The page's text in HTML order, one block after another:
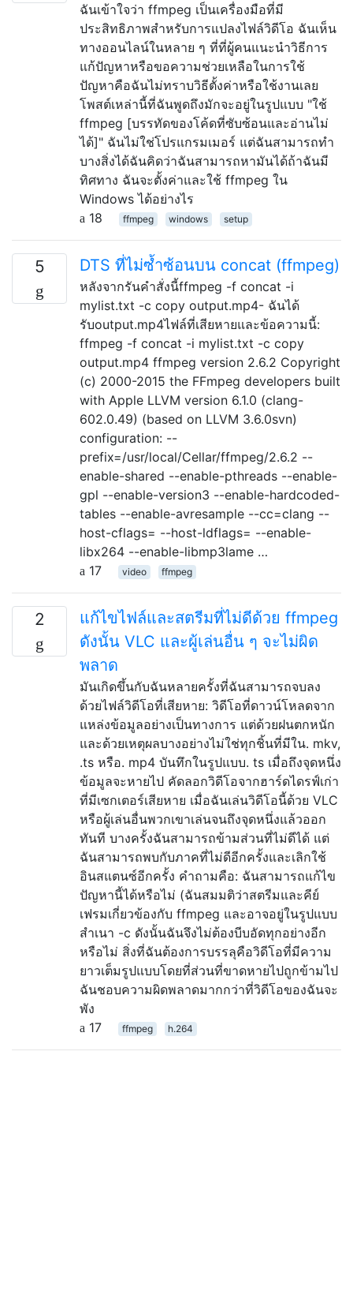
ฉันเข้าใจว่า ffmpeg เป็นเครื่องมือที่มี
ประสิทธิภาพสำหรับการแปลงไฟล์วิดีโอ ฉันเห็น
ทางออนไลน์ในหลาย ๆ ที่ที่ผู้คนแนะนำวิธีการ
แก้ปัญหาหรือขอความช่วยเหลือในการใช้
ปัญหาคือฉันไม่ทราบวิธีตั้งค่าหรือใช้งานเลย
โพสต์เหล่านี้ที่ฉันพูดถึงมักจะอยู่ในรูปแบบ "ใช้
ffmpeg [บรรทัดของโค้ดที่ซับซ้อนและอ่านไม่
ได้]" ฉันไม่ใช่โปรแกรมเมอร์ แต่ฉันสามารถทำ
บางสิ่งได้ฉันคิดว่าฉันสามารถหามันได้ถ้าฉันมี
ทิศทาง ฉันจะตั้งค่าและใช้ ffmpeg ใน
Windows ได้อย่างไร
18
ffmpeg windows setup
5 DTS ที่ไม่ซ้ำซ้อนบน concat (ffmpeg)
หลังจากรันคำสั่งนี้ffmpeg -f concat -i
mylist.txt -c copy output.mp4- ฉันได้
รับoutput.mp4ไฟล์ที่เสียหายและข้อความนี้:
ffmpeg -f concat -i mylist.txt -c copy
output.mp4 ffmpeg version 2.6.2 Copyright
(c) 2000-2015 the FFmpeg developers built
with Apple LLVM version 6.1.0 (clang-
602.0.49) (based on LLVM 3.6.0svn)
configuration: --
prefix=/usr/local/Cellar/ffmpeg/2.6.2 --
enable-shared --enable-pthreads --enable-
gpl --enable-version3 --enable-hardcoded-
tables --enable-avresample --cc=clang --
host-cflags= --host-ldflags= --enable-
libx264 --enable-libmp3lame …
17
video ffmpeg
2
แก้ไขไฟล์และสตรีมที่ไม่ดีด้วย ffmpeg
ดังนั้น VLC และผู้เล่นอื่น ๆ จะไม่ผิด
พลาด
มันเกิดขึ้นกับฉันหลายครั้งที่ฉันสามารถจบลง
ด้วยไฟล์วิดีโอที่เสียหาย: วิดีโอที่ดาวน์โหลดจาก
แหล่งข้อมูลอย่างเป็นทางการ แต่ด้วยฝนตกหนัก
และด้วยเหตุผลบางอย่างไม่ใช่ทุกชิ้นที่มีใน. mkv,
.ts หรือ. mp4 บันทึกในรูปแบบ. ts เมื่อถึงจุดหนึ่ง
ข้อมูลจะหายไป คัดลอกวิดีโอจากฮาร์ดไดรฟ์เก่า
ที่มีเซกเตอร์เสียหาย เมื่อฉันเล่นวิดีโอนี้ด้วย VLC
หรือผู้เล่นอื่นพวกเขาเล่นจนถึงจุดหนึ่งแล้วออก
ทันที บางครั้งฉันสามารถข้ามส่วนที่ไม่ดีได้ แต่
ฉันสามารถพบกับภาคที่ไม่ดีอีกครั้งและเลิกใช้
อินสแตนซ์อีกครั้ง คำถามคือ: ฉันสามารถแก้ไข
ปัญหานี้ได้หรือไม่ (ฉันสมมติว่าสตรีมและคีย์
เฟรมเกี่ยวข้องกับ ffmpeg และอาจอยู่ในรูปแบบ
สำเนา -c ดังนั้นฉันจึงไม่ต้องบีบอัดทุกอย่างอีก
หรือไม่ สิ่งที่ฉันต้องการบรรลุคือวิดีโอที่มีความ
ยาวเต็มรูปแบบโดยที่ส่วนที่ขาดหายไปถูกข้ามไป
ฉันชอบความผิดพลาดมากกว่าที่วิดีโอของฉันจะ
พัง
17
ffmpeg h.264